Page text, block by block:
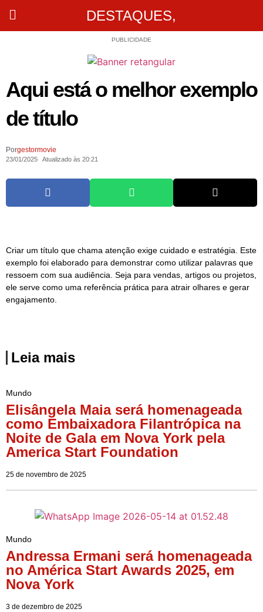
DESTAQUES,
PUBLICIDADE
Aqui está o melhor exemplo
de título
Porgestormovie
23/01/2025 Atualizado às 20:21
Criar um título que chama atenção exige cuidado e estratégia. Este
exemplo foi elaborado para demonstrar como utilizar palavras que
ressoem com sua audiência. Seja para vendas, artigos ou projetos,
ele serve como uma referência prática para atrair olhares e gerar
engajamento.
Leia mais
Mundo
Elisângela Maia será homenageada
como Embaixadora Filantrópica na
Noite de Gala em Nova York pela
America Start Foundation
25 de novembro de 2025
Mundo
Andressa Ermani será homenageada
no América Start Awards 2025, em
Nova York
3 de dezembro de 2025